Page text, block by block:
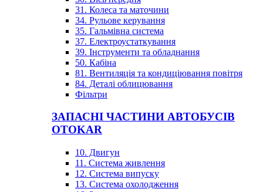
31. Колеса та маточини
34. Рульове керування
35. Гальмівна система
37. Електроустаткування
39. Інструменти та обладнання
50. Кабіна
81. Вентиляція та кондиціювання повітря
84. Деталі облицювання
Фільтри
ЗАПАСНІ ЧАСТИНИ АВТОБУСІВ
OTOKAR
10. Двигун
11. Система живлення
12. Система випуску
13. Система охолодження